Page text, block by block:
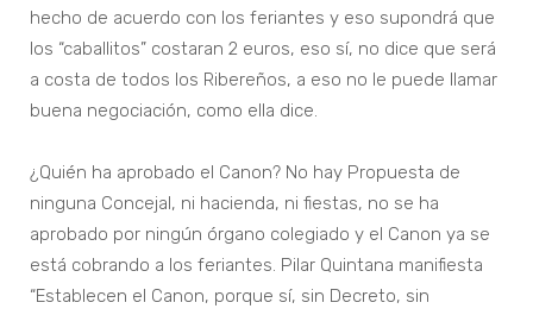
hecho de acuerdo con los feriantes y eso supondrá que
los “caballitos” costaran 2 euros, eso sí, no dice que será
a costa de todos los Ribereños, a eso no le puede llamar
buena negociación, como ella dice.
¿Quién ha aprobado el Canon? No hay Propuesta de
ninguna Concejal, ni hacienda, ni fiestas, no se ha
aprobado por ningún órgano colegiado y el Canon ya se
está cobrando a los feriantes. Pilar Quintana manifiesta
“Establecen el Canon, porque sí, sin Decreto, sin